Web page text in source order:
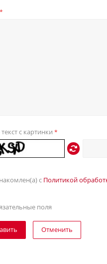
*
с картинки *
с Политикой
поля
Отменить